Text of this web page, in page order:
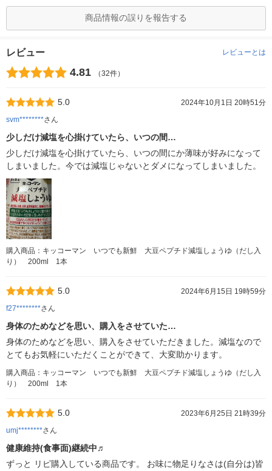
商品情報の誤りを報告する
レビュー レビューとは
4.81 （32件）
5.0
2024年10月1日 20時51分
svm********さん
少しだけ減塩を心掛けていたら、いつの間…
少しだけ減塩を心掛けていたら、いつの間にか薄味が好みになって
しまいました。今では減塩じゃないとダメになってしまいました。
購入商品：キッコーマン いつでも新鮮 大豆ペプチド減塩しょうゆ（だし入
り） 200ml 1本
5.0
2024年6月15日 19時59分
f27********さん
身体のためなどを思い、購入をさせていた…
身体のためなどを思い、購入をさせていただきました。減塩なので
とてもお気軽にいただくことができて、大変助かります。
購入商品：キッコーマン いつでも新鮮 大豆ペプチド減塩しょうゆ（だし入
り） 200ml 1本
5.0
2023年6月25日 21時39分
umj********さん
健康維持(食事面)継続中♬
ずっと リピ購入している商品です。 お味に物足りなさは(自分は)皆